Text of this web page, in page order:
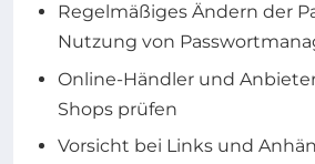
Regelmäßiges Ändern der
Nutzung von
Online-Händler und
Shops prüfen
Vorsicht bei Links und